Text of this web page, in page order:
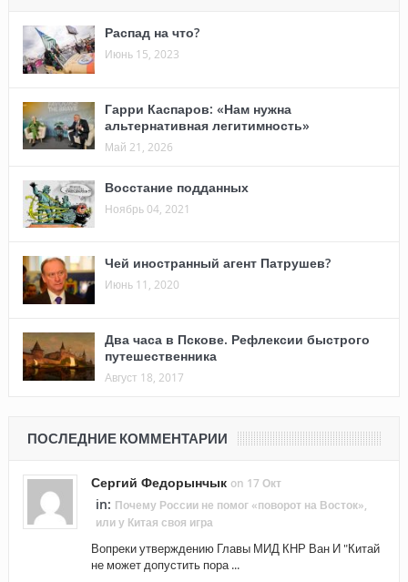
Распад на что?
Июнь 15, 2023
Гарри Каспаров: «Нам нужна
альтернативная легитимность»
Май 21, 2026
Восстание подданных
Ноябрь 04, 2021
Чей иностранный агент Патрушев?
Июнь 11, 2020
Два часа в Пскове. Рефлексии быстрого
путешественника
Август 18, 2017
ПОСЛЕДНИЕ КОММЕНТАРИИ
Сергий Федорынчык on 17 Окт
in: Почему России не помог «поворот на Восток»,
или у Китая своя игра
Вопреки утверждению Главы МИД КНР Ван И "Китай
не может допустить пора ...